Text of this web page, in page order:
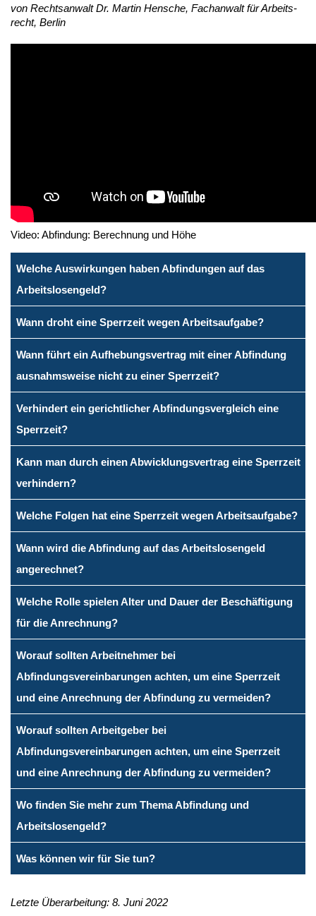
von Rechts­an­walt Dr. Mar­tin Hen­sche, Fach­an­walt für Ar­beits­
recht, Ber­lin
Video: Abfindung: Berechnung und Höhe
Welche Auswirkungen haben Abfindungen auf das
Arbeitslosengeld?
Wann droht eine Sperrzeit wegen Arbeitsaufgabe?
Wann führt ein Aufhebungsvertrag mit einer Abfindung
ausnahmsweise nicht zu einer Sperrzeit?
Verhindert ein gerichtlicher Abfindungsvergleich eine
Sperrzeit?
Kann man durch einen Abwicklungsvertrag eine Sperrzeit
verhindern?
Welche Folgen hat eine Sperrzeit wegen Arbeitsaufgabe?
Wann wird die Abfindung auf das Arbeitslosengeld
angerechnet?
Welche Rolle spielen Alter und Dauer der Beschäftigung
für die Anrechnung?
Worauf sollten Arbeitnehmer bei
Abfindungsvereinbarungen achten, um eine Sperrzeit
und eine Anrechnung der Abfindung zu vermeiden?
Worauf sollten Arbeitgeber bei
Abfindungsvereinbarungen achten, um eine Sperrzeit
und eine Anrechnung der Abfindung zu vermeiden?
Wo finden Sie mehr zum Thema Abfindung und
Arbeitslosengeld?
Was können wir für Sie tun?
Letzte Überarbeitung: 8. Juni 2022